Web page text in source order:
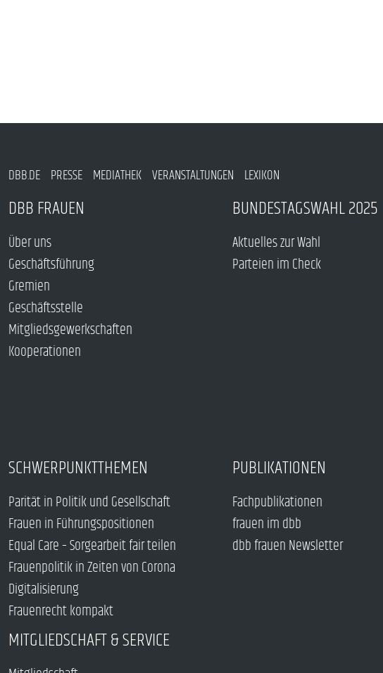
DBB.DE PRESSE MEDIATHEK VERANSTALTUNGEN LEXIKON
DBB FRAUEN
Über uns
Geschäftsführung
Gremien
Geschäftsstelle
Mitgliedsgewerkschaften
Kooperationen
BUNDESTAGSWAHL 2025
Aktuelles zur Wahl
Parteien im Check
SCHWERPUNKTTHEMEN
Parität in Politik und Gesellschaft
Frauen in Führungspositionen
Equal Care – Sorgearbeit fair teilen
Frauenpolitik in Zeiten von Corona
Digitalisierung
Frauenrecht kompakt
PUBLIKATIONEN
Fachpublikationen
frauen im dbb
dbb frauen Newsletter
MITGLIEDSCHAFT & SERVICE